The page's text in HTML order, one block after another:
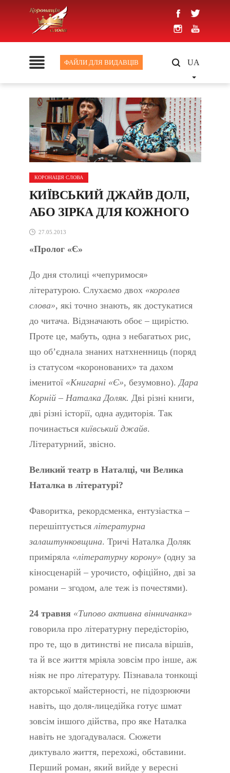
ФАЙЛИ ДЛЯ ВИДАВЦІВ UA
КОРОНАЦІЯ СЛОВА
КИЇВСЬКИЙ ДЖАЙВ ДОЛІ,
АБО ЗІРКА ДЛЯ КОЖНОГО
27.05.2013
«Пролог «Є»
До дня столиці «чепуримося»
літературою. Слухаємо двох «королев
слова», які точно знають, як достукатися
до читача. Відзначають обоє – щирістю.
Проте це, мабуть, одна з небагатьох рис,
що об’єднала знаних натхненниць (поряд
із статусом «коронованих» та дахом
іменитої «Книгарні «Є», безумовно). Дара
Корній – Наталка Доляк. Дві різні книги,
дві різні історії, одна аудиторія. Так
починається київський джайв.
Літературний, звісно.
Великий театр в Наталці, чи Велика
Наталка в літературі?
Фаворитка, рекордсменка, ентузіастка –
перешіптується літературна
залаштунковщина. Тричі Наталка Доляк
приміряла «літературну корону» (одну за
кіносценарій – урочисто, офіційно, дві за
романи – згодом, але теж із почестями).
24 травня «Типово активна вінничанка»
говорила про літературну передісторію,
про те, що в дитинстві не писала віршів,
та й все життя мріяла зовсім про інше, аж
ніяк не про літературу. Пізнавала тонкощі
акторської майстерності, не підозрюючи
навіть, що доля-лицедійка готує шмат
зовсім іншого дійства, про яке Наталка
навіть не здогадувалася. Сюжети
диктувало життя, перехожі, обставини.
Перший роман, який вийде у вересні